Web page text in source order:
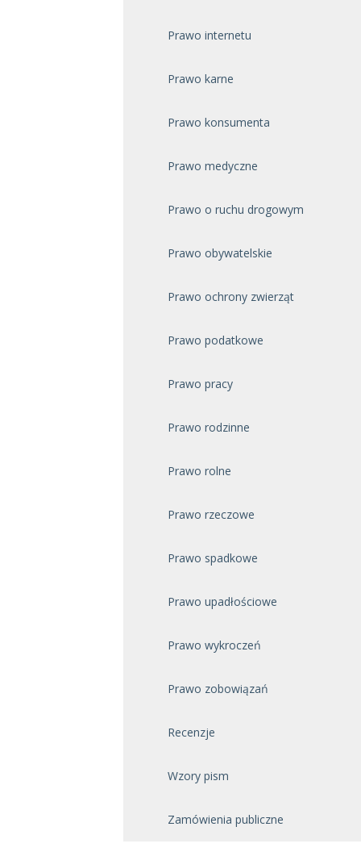
Prawo internetu
Prawo karne
Prawo konsumenta
Prawo medyczne
Prawo o ruchu drogowym
Prawo obywatelskie
Prawo ochrony zwierząt
Prawo podatkowe
Prawo pracy
Prawo rodzinne
Prawo rolne
Prawo rzeczowe
Prawo spadkowe
Prawo upadłościowe
Prawo wykroczeń
Prawo zobowiązań
Recenzje
Wzory pism
Zamówienia publiczne